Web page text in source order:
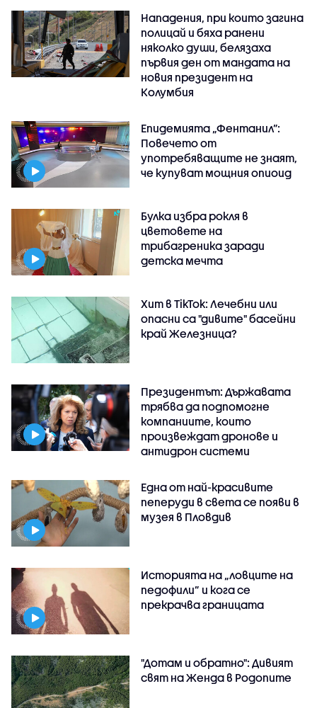
Нападения, при които загина
полицай и бяха ранени
няколко души, белязаха
първия ден от мандата на
новия президент на
Колумбия
Епидемията „Фентанил”:
Повечето от
употребяващите не знаят,
че купуват мощния опиоид
Булка избра рокля в
цветовете на
трибагреника заради
детска мечта
Хит в TikTok: Лечебни или
опасни са "дивите" басейни
край Железница?
Президентът: Държавата
трябва да подпомогне
компаниите, които
произвеждат дронове и
антидрон системи
Една от най-красивите
пеперуди в света се появи в
музея в Пловдив
Историята на „ловците на
педофили” и кога се
прекрачва границата
"Дотам и обратно": Дивият
свят на Женда в Родопите